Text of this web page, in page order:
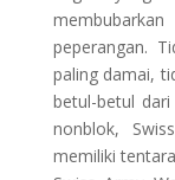
peperangan.
paling damai,
betul-betul
nonblok,
memiliki